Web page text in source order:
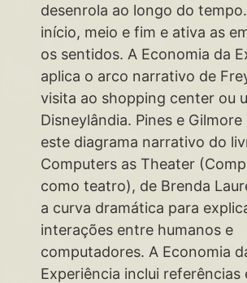
desenrola ao longo do
início, meio e fim e ativa as
os sentidos. A Economia da
aplica o arco narrativo de
visita ao shopping center ou
Disneylândia. Pines e
este diagrama narrativo do
Computers as Theater
como teatro), de Brenda
a curva dramática para
interações entre humanos e
computadores. A Economia
Experiência inclui referências